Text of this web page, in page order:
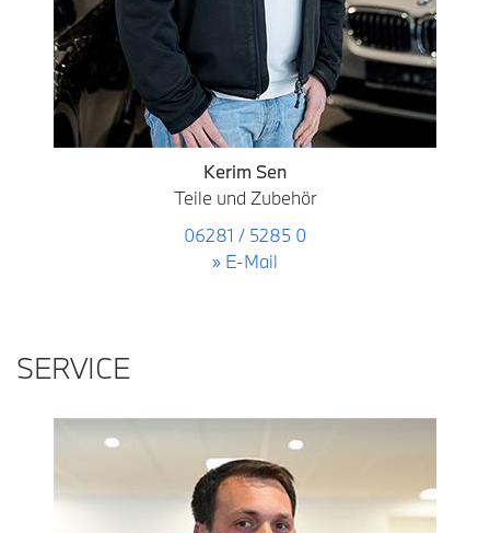
Kerim Sen
Teile und Zubehör
06281 / 5285 0
» E-Mail
SERVICE